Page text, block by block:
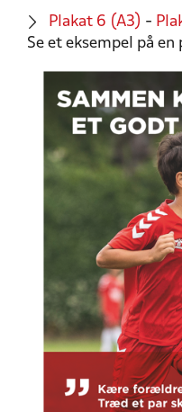
Plakat 6 (A3) -
Se et eksempel på en